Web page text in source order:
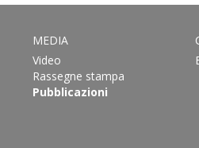
MEDIA
Video
Rassegne stampa
Pubblicazioni